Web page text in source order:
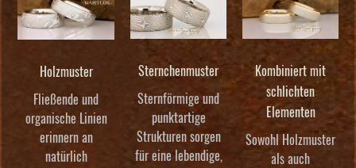
Holzmuster
Fließende und
organische Linien
erinnern an
natürlich
Sternchenmuster
Sternförmige und
punktartige
Strukturen sorgen
für eine lebendige,
Kombiniert mit
schlichten
Elementen
Sowohl Holzmuster
als auch